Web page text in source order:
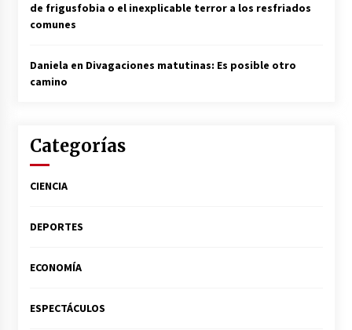
de frigusfobia o el inexplicable terror a los resfriados
comunes
Daniela en Divagaciones matutinas: Es posible otro
camino
Categorías
CIENCIA
DEPORTES
ECONOMÍA
ESPECTÁCULOS